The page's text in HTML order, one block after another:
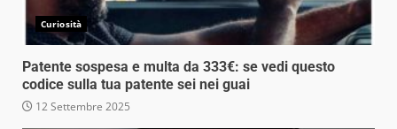
Curiosità
Patente sospesa e multa da 333€: se vedi questo
codice sulla tua patente sei nei guai
12 Settembre 2025